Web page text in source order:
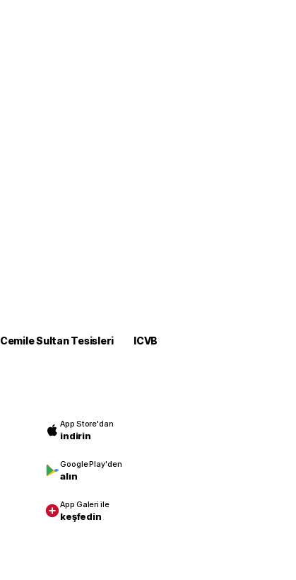
Cemile Sultan Tesisleri
ICVB
App Store'dan
indirin
Google Play'den
alın
App Galeri ile
keşfedin